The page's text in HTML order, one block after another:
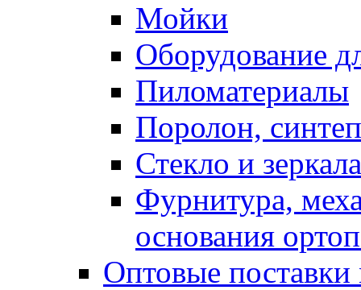
Мойки
Оборудование
Пиломатериалы
Поролон,
Стекло и зеркала
Фурнитура,
основания
Оптовые поставки